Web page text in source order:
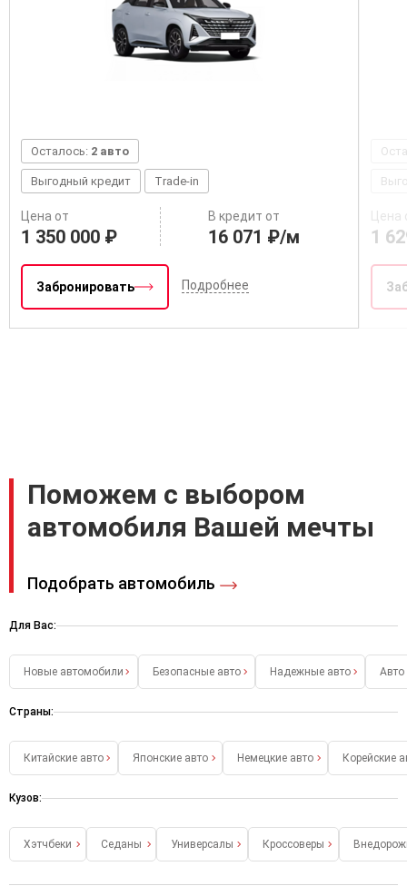
Осталось: 2 авто
Выгодный кредит Trade-in
Цена от
1 350 000 ₽
В кредит от
16 071 ₽/м
Забронировать Подробнее
Цена
1
Поможем с выбором
автомобиля Вашей мечты
Подобрать автомобиль
Для Вас:
Новые автомобили Безопасные авто Надежные авто
Страны:
Китайские авто Японские авто Немецкие авто Корейские
Кузов:
Хэтчбеки Седаны Универсалы Кроссоверы